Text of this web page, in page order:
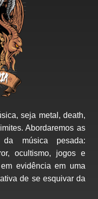
seja metal, death,
Abordaremos as
da música pesada:
ocultismo, jogos e
evidência em uma
de se esquivar da